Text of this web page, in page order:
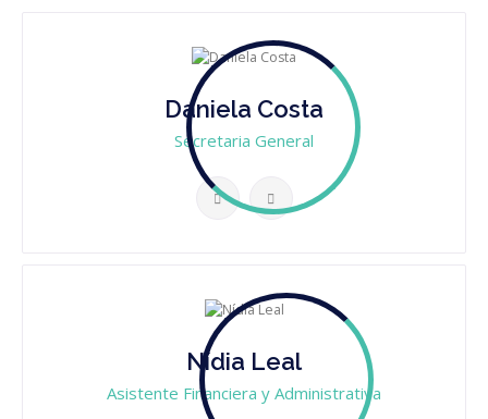
Daniela Costa
Secretaria General
Nídia Leal
Asistente Financiera y Administrativa